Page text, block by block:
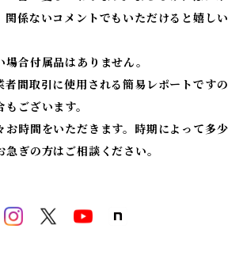
関係ないコメントでもいただけると嬉しい
合付属品はありません。
者間取引に使用される簡易レポートですの
ございます。
お時間をいただきます。時期によって多少
ぎの方はご相談ください。